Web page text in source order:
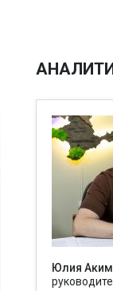
Юлия